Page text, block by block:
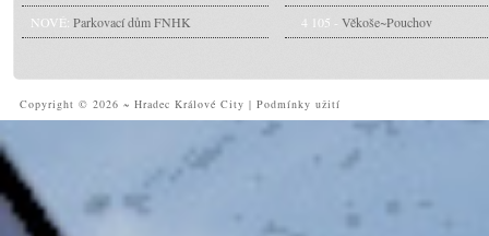
NOVÉ: Parkovací dům FNHK
4 105 - Věkoše~Pouchov
Copyright © 2026 ~ Hradec Králové City | Podmínky užití